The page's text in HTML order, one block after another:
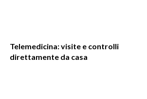
Telemedicina: visite e controlli
direttamente da casa